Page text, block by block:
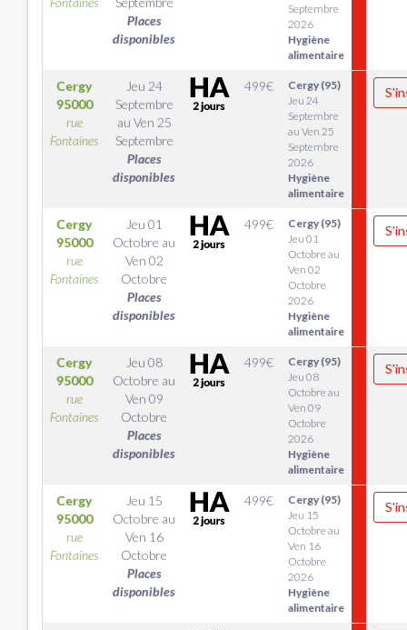
Places
disponibles
Septembre
2026
Hygiène
alimentaire
Cergy
95000
rue
Fontaines
Jeu 24
Septembre
au Ven 25
Septembre
Places
disponibles
499€
Cergy (95)
Jeu 24
Septembre
au Ven 25
Septembre
2026
Hygiène
alimentaire
Cergy
95000
rue
Fontaines
Jeu 01
Octobre au
Ven 02
Octobre
Places
disponibles
499€
Cergy (95)
Jeu 01
Octobre au
Ven 02
Octobre
2026
Hygiène
alimentaire
Cergy
95000
rue
Fontaines
Jeu 08
Octobre au
Ven 09
Octobre
Places
disponibles
499€
Cergy (95)
Jeu 08
Octobre au
Ven 09
Octobre
2026
Hygiène
alimentaire
Cergy
95000
rue
Fontaines
Jeu 15
Octobre au
Ven 16
Octobre
Places
disponibles
499€
Cergy (95)
Jeu 15
Octobre au
Ven 16
Octobre
2026
Hygiène
alimentaire